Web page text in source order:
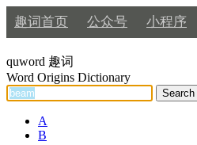
趣词首页 公众号 小程序
quword 趣词
Word Origins Dictionary
A
B